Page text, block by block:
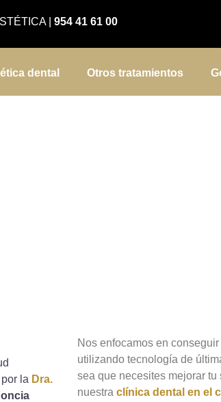
| 954 41 61 00
dental Otros tratamientos
la Dra.
Nos enfocamos en
utilizando tecnología de
sea que necesites mejorar
nuestra clínica dental en el